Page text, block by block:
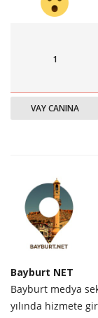
1
VAY CANINA
Bayburt NET
Bayburt medya
yılında hizmete